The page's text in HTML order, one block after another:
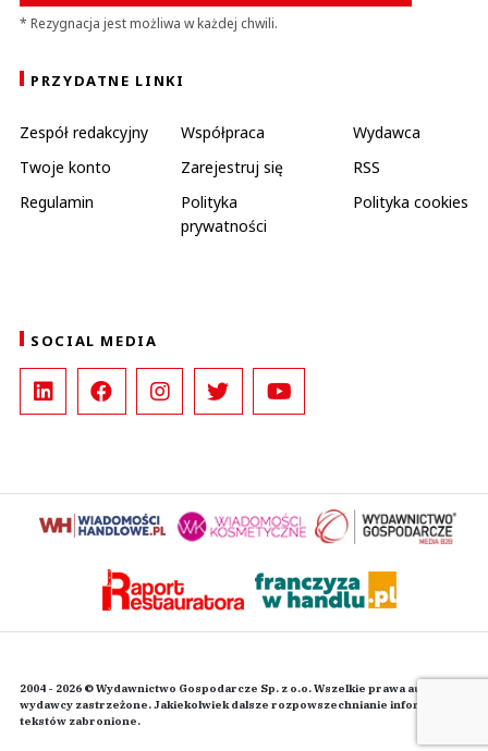
* Rezygnacja jest możliwa w każdej chwili.
PRZYDATNE LINKI
Zespół redakcyjny Współpraca
Wydawca
Twoje konto
Zarejestruj się
RSS
Regulamin
Polityka
prywatności
Polityka cookies
SOCIAL MEDIA
2004 - 2026 © Wydawnictwo Gospodarcze Sp. z o.o. Wszelkie prawa autorskie
wydawcy zastrzeżone. Jakiekolwiek dalsze rozpowszechnianie informacji i
tekstów zabronione.